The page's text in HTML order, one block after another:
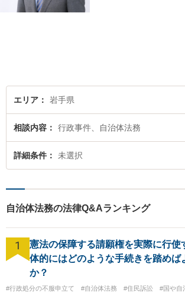
エリア 岩手県
相談内容 行政事件、自治体法務
詳細条件 未選択
自治体法務の法律Q&Aランキング
1
憲法の保障する請願権を実際に行使
体的にはどのような手続きを踏めば
か？
#行政処分の不服申立て #自治体法務 #住民訴訟 #国や自